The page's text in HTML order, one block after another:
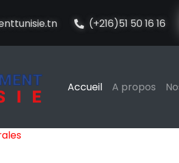
(+216)51 50 16 16
Accueil A propos